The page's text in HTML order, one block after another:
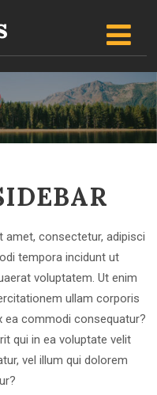
amet, consectetur, adipisci
tempora incidunt ut
voluptatem. Ut enim
ullam corporis
ea commodi consequatur?
qui in ea voluptate velit
vel illum qui dolorem